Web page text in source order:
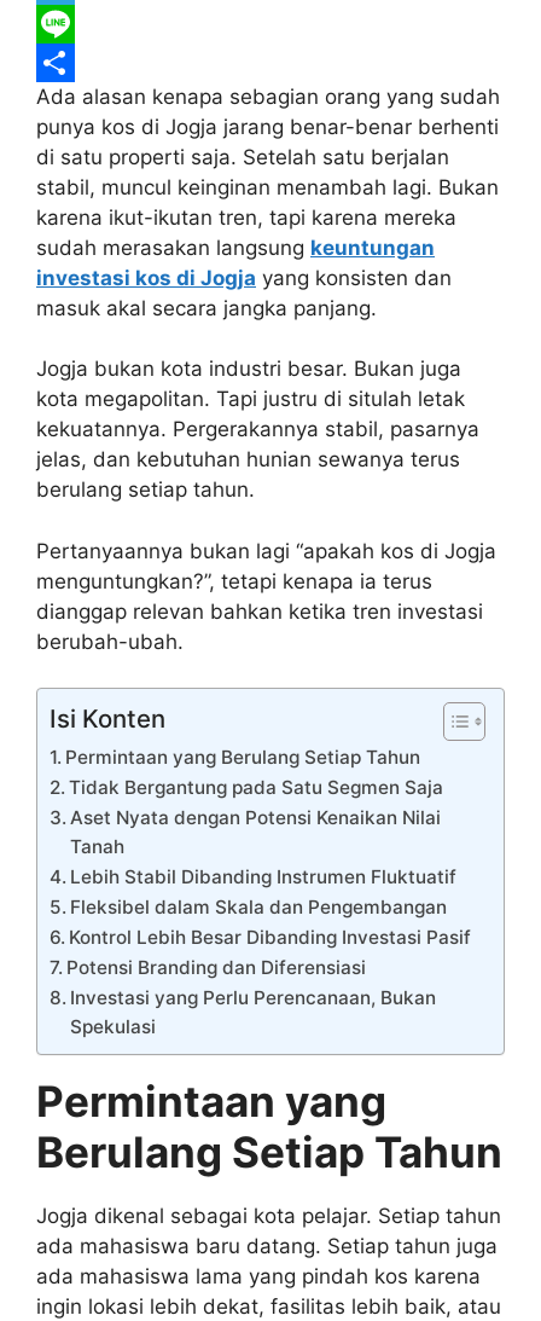
b
o
o
k
t
e
r
a
s
A
p
p
m
a
i
l
T
e
l
e
g
r
a
m
L
i
n
e
S
h
a
r
e
Ada alasan kenapa sebagian orang yang sudah
punya kos di Jogja jarang benar-benar berhenti
di satu properti saja. Setelah satu berjalan
stabil, muncul keinginan menambah lagi. Bukan
karena ikut-ikutan tren, tapi karena mereka
sudah merasakan langsung keuntungan
investasi kos di Jogja yang konsisten dan
masuk akal secara jangka panjang.
Jogja bukan kota industri besar. Bukan juga
kota megapolitan. Tapi justru di situlah letak
kekuatannya. Pergerakannya stabil, pasarnya
jelas, dan kebutuhan hunian sewanya terus
berulang setiap tahun.
Pertanyaannya bukan lagi “apakah kos di Jogja
menguntungkan?”, tetapi kenapa ia terus
dianggap relevan bahkan ketika tren investasi
berubah-ubah.
Isi Konten
Permintaan yang Berulang Setiap Tahun
Tidak Bergantung pada Satu Segmen Saja
Aset Nyata dengan Potensi Kenaikan Nilai
Tanah
Lebih Stabil Dibanding Instrumen Fluktuatif
Fleksibel dalam Skala dan Pengembangan
Kontrol Lebih Besar Dibanding Investasi Pasif
Potensi Branding dan Diferensiasi
Investasi yang Perlu Perencanaan, Bukan
Spekulasi
Permintaan yang
Berulang Setiap Tahun
Jogja dikenal sebagai kota pelajar. Setiap tahun
ada mahasiswa baru datang. Setiap tahun juga
ada mahasiswa lama yang pindah kos karena
ingin lokasi lebih dekat, fasilitas lebih baik, atau